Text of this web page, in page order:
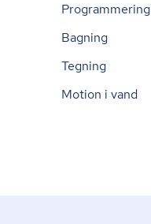
Programmering
Bagning
Tegning
Motion i vand